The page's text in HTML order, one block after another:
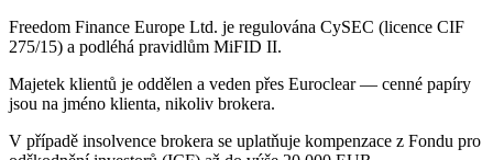
Freedom Finance Europe Ltd. je regulována CySEC (licence CIF
275/15) a podléhá pravidlům MiFID II.
Majetek klientů je oddělen a veden přes Euroclear — cenné papíry
jsou na jméno klienta, nikoliv brokera.
V případě insolvence brokera se uplatňuje kompenzace z Fondu pro